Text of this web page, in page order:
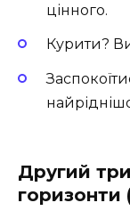
цінного.
Курити?
Другий
горизонти